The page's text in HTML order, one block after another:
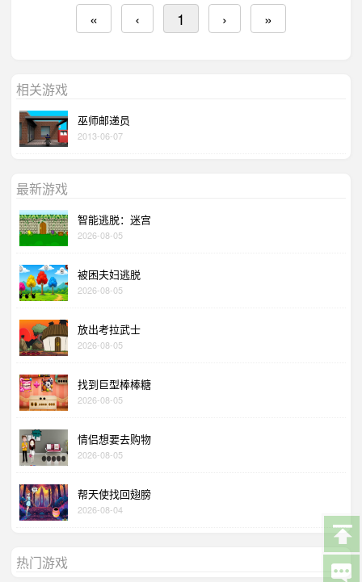
« ‹ 1 › »
相关游戏
巫师邮递员
2013-06-07
最新游戏
智能逃脱：迷宫
2026-08-05
被困夫妇逃脱
2026-08-05
放出考拉武士
2026-08-05
找到巨型棒棒糖
2026-08-05
情侣想要去购物
2026-08-05
帮天使找回翅膀
2026-08-04
热门游戏